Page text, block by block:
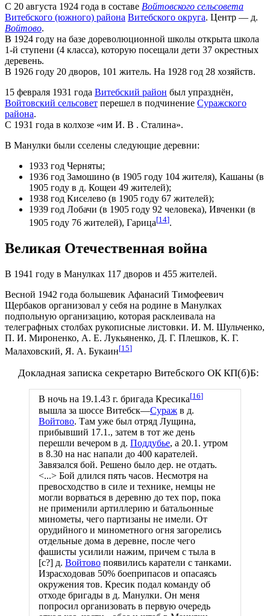
С 20 августа 1924 года в составе Войтовского сельсовета
Витебского (южного) района Витебского округа. Центр — д.
Войтово.
В 1924 году на базе дореволюционной школы открыта школа
1-й ступени (4 класса), которую посещали дети 37 окрестных
деревень.
В 1926 году 20 дворов, 101 житель. На 1928 год 28 хозяйств.
15 февраля 1931 года Витебский район был упразднён,
Войтовский сельсовет перешел в подчинение Суражского
района.
С 1931 года в колхозе «им И. В . Сталина».
В Манулки были сселены следующие деревни:
1933 год Черняты;
1936 год Замошино (в 1905 году 104 жителя), Кашаны (в
1905 году в д. Кощеи 49 жителей);
1938 год Киселево (в 1905 году 67 жителей);
1939 год Лобачи (в 1905 году 92 человека), Ивченки (в
1905 году 76 жителей), Гарица[14].
Великая Отечественная война
В 1941 году в Манулках 117 дворов и 455 жителей.
Весной 1942 года большевик Афанасий Тимофеевич
Щербаков организовал у себя на родине в Манулках
подпольную организацию, которая расклеивала на
телеграфных столбах рукописные листовки. И. М. Шульченко,
П. И. Мироненко, А. Е. Лукьяненко, Д. Г. Плешков, К. Г.
Малаховский, Я. А. Букаин[15]
Докладная записка секретарю Витебского ОК КП(б)Б:
В ночь на 19.1.43 г. бригада Кресика[16]
вышла за шоссе Витебск—Сураж в д.
Войтово. Там уже был отряд Лущина,
прибывший 17.1., затем в тот же день
перешли вечером в д. Поддубье, а 20.1. утром
в 8.30 на нас напали до 400 карателей.
Завязался бой. Решено было дер. не отдать.
<...> Бой длился пять часов. Несмотря на
превосходство в силе и технике, немцы не
могли ворваться в деревню до тех пор, пока
не применили артиллерию и батальонные
минометы, чего партизаны не имели. От
орудийного и минометного огня загорелись
отдельные дома в деревне, после чего
фашисты усилили нажим, причем с тыла в
[с?] д. Войтово появились каратели с танками.
Израсходовав 50% боеприпасов и опасаясь
окружения тов. Кресик подал команду об
отходе бригады в д. Манулки. Он меня
попросил организовать в первую очередь